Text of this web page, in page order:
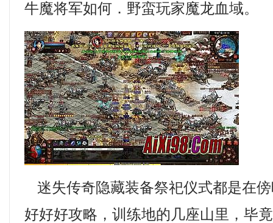
牛魔将军如何．野蛮玩家魔龙血域。
迷失传奇隐藏装备祭祀仪式都是在
好好好攻略，训练地的几座山里，毕